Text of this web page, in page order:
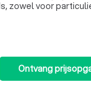
die je hebt
zowel voor
Ontvang